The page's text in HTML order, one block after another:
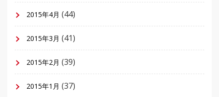
2015年4月 (44)
2015年3月 (41)
2015年2月 (39)
2015年1月 (37)